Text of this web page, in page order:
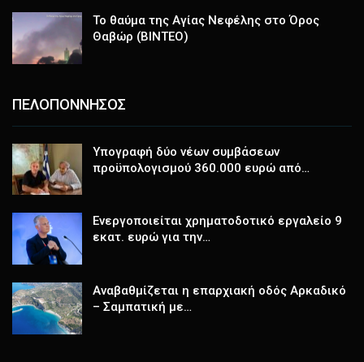
Το θαύμα της Αγίας Νεφέλης στο Όρος
Θαβώρ (ΒΙΝΤΕΟ)
ΠΕΛΟΠΟΝΝΗΣΟΣ
Υπογραφή δύο νέων συμβάσεων
προϋπολογισμού 360.000 ευρώ από…
Ενεργοποιείται χρηματοδοτικό εργαλείο 9
εκατ. ευρώ για την…
Αναβαθμίζεται η επαρχιακή οδός Αρκαδικό
– Σαμπατική με…